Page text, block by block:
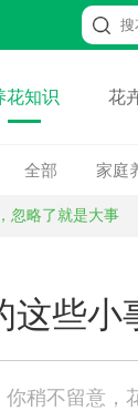
花知识 花
全部 家庭
忽略了就是大事
这些小
稍不留意，